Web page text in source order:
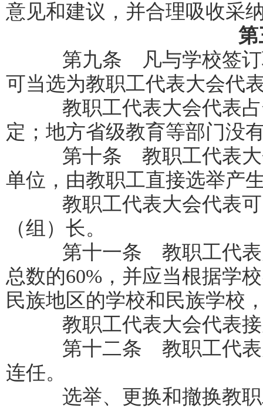
意见和建议，并合理吸收采
第
第九条 凡与学校签订聘
可当选为教职工代表大会代
教职工代表大会代表占
定；地方省级教育等部门没
第十条 教职工代表大会
单位，由教职工直接选举产
教职工代表大会代表可
（组）长。
第十一条 教职工代表大
总数的60% ，并应当根据学
民族地区的学校和民族学校
教职工代表大会代表接
第十二条 教职工代表
连任。
选举、更换和撤换教职